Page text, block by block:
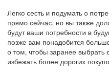
Легко сесть и подумать о
прямо сейчас, но вы также
будут ваши потребности в
позже вам понадобится
о том, чтобы заранее выбрать
избежать более дорогих